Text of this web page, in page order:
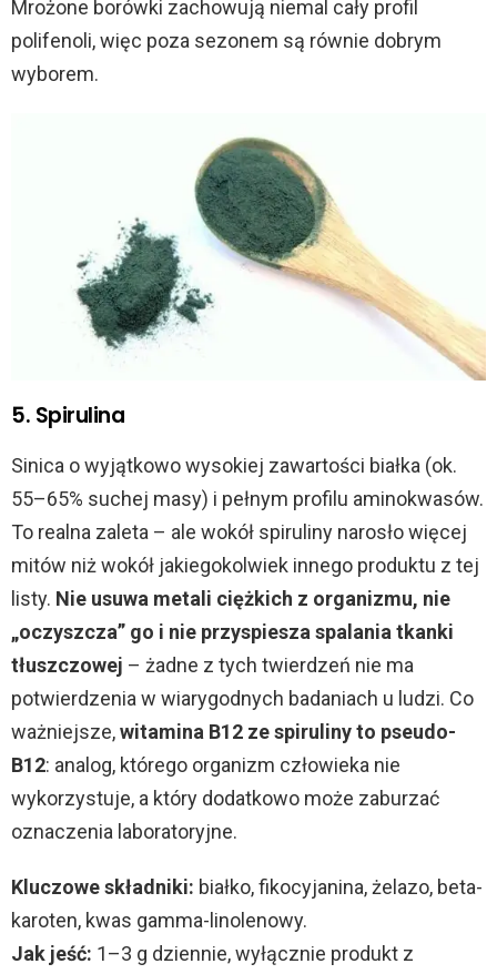
Mrożone borówki zachowują niemal cały profil
polifenoli, więc poza sezonem są równie dobrym
wyborem.
5. Spirulina
Sinica o wyjątkowo wysokiej zawartości białka (ok.
55–65% suchej masy) i pełnym profilu aminokwasów.
To realna zaleta – ale wokół spiruliny narosło więcej
mitów niż wokół jakiegokolwiek innego produktu z tej
listy. Nie usuwa metali ciężkich z organizmu, nie
„oczyszcza” go i nie przyspiesza spalania tkanki
tłuszczowej – żadne z tych twierdzeń nie ma
potwierdzenia w wiarygodnych badaniach u ludzi. Co
ważniejsze,witamina B12 ze spiruliny to pseudo-
B12: analog, którego organizm człowieka nie
wykorzystuje, a który dodatkowo może zaburzać
oznaczenia laboratoryjne.
Kluczowe składniki: białko, fikocyjanina, żelazo, beta-
karoten, kwas gamma-linolenowy.
Jak jeść: 1–3 g dziennie, wyłącznie produkt z